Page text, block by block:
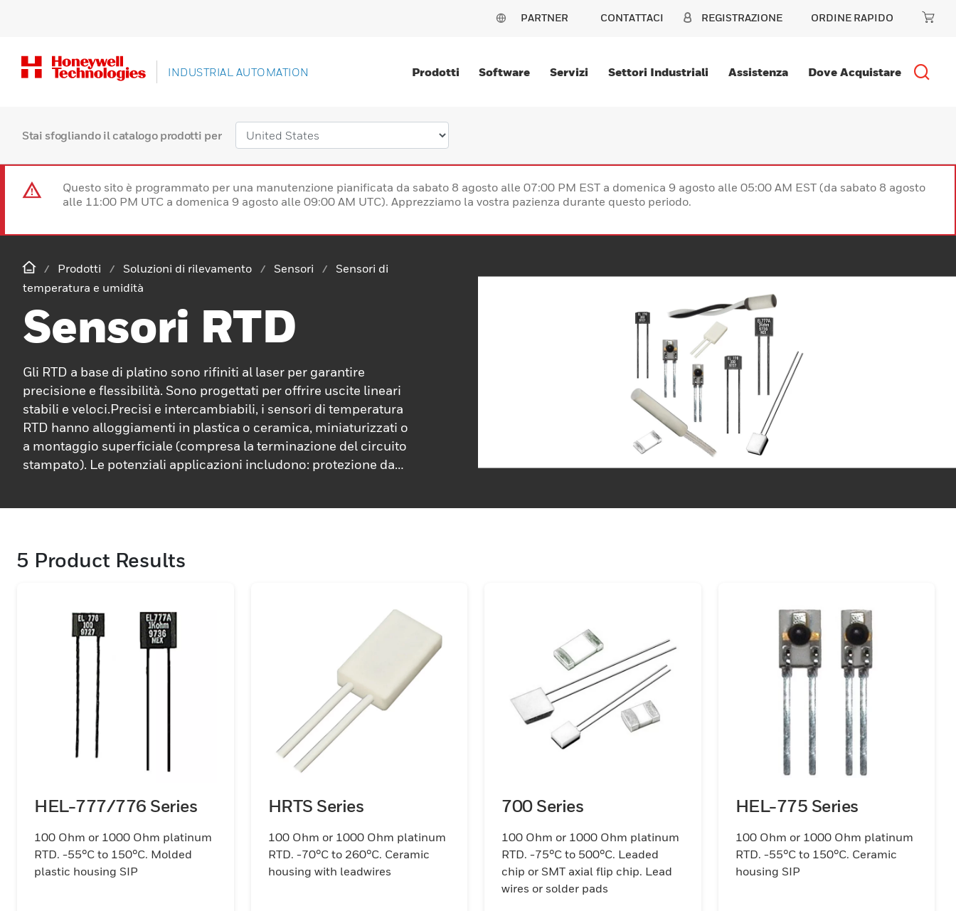
PARTNER CONTATTACI REGISTRAZIONE ORDINE RAPIDO
INDUSTRIAL AUTOMATION Prodotti Software Servizi Settori Industriali Assistenza Dove Acquistare
Stai sfogliando il catalogo prodotti per
Questo sito è programmato per una manutenzione pianificata da sabato 8 agosto alle 07:00 PM EST a domenica 9 agosto alle 05:00 AM EST (da sabato 8 agosto
alle 11:00 PM UTC a domenica 9 agosto alle 09:00 AM UTC). Apprezziamo la vostra pazienza durante questo periodo.
Prodotti Soluzioni di rilevamento Sensori
Sensori di
temperatura e umidità
Sensori RTD
Gli RTD a base di platino sono rifiniti al laser per garantire
precisione e flessibilità. Sono progettati per offrire uscite lineari
stabili e veloci.Precisi e intercambiabili, i sensori di temperatura
RTD hanno alloggiamenti in plastica o ceramica, miniaturizzati o
a montaggio superficiale (compresa la terminazione del circuito
stampato). Le potenziali applicazioni includono: protezione da
5 Product Results
HEL-777/776 Series
100 Ohm or 1000 Ohm platinum
RTD. -55°C to 150°C. Molded
plastic housing SIP
HRTS Series
100 Ohm or 1000 Ohm platinum
RTD. -70°C to 260°C. Ceramic
housing with leadwires
700 Series
100 Ohm or 1000 Ohm platinum
RTD. -75°C to 500°C. Leaded
chip or SMT axial flip chip. Lead
wires or solder pads
HEL-775 Series
100 Ohm or 1000 Ohm platinum
RTD. -55°C to 150°C. Ceramic
housing SIP